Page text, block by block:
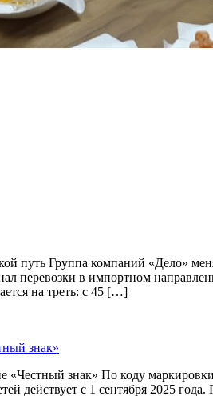
путь Группа компаний «Дело»
перевозки в импортном
на треть: с 45 […]
знак»
«Честный знак» По коду
действует с 1 сентября 2025